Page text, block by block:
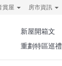
賞屋 房市資訊
新屋開箱文
重劃特區巡禮